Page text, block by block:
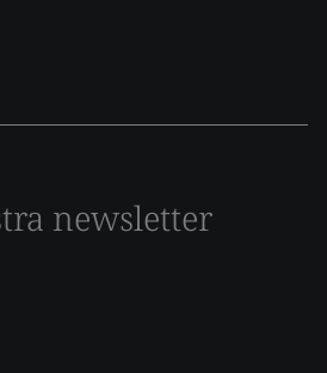
newsletter